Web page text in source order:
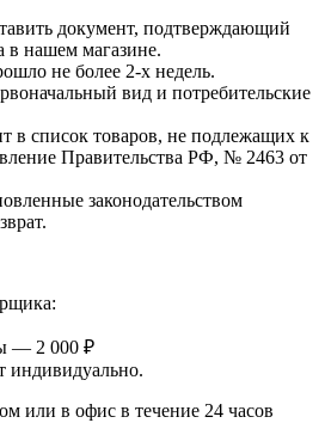
документ, подтверждающий
в нашем магазине.
не более 2-х недель.
вид и потребительские
в список товаров, не подлежащих к
Правительства РФ, № 2463 от
законодательством
— 2 000 ₽
или в офис в течение 24 часов